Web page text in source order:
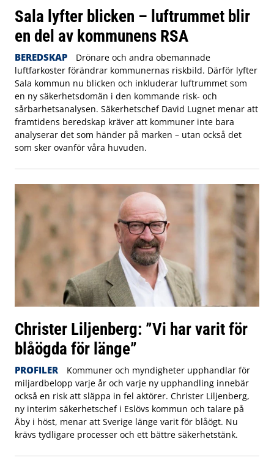
Sala lyfter blicken – luftrummet blir
en del av kommunens RSA
BEREDSKAP
Drönare och andra obemannade
luftfarkoster förändrar kommunernas riskbild. Därför lyfter
Sala kommun nu blicken och inkluderar luftrummet som
en ny säkerhetsdomän i den kommande risk- och
sårbarhetsanalysen. Säkerhetschef David Lugnet menar att
framtidens beredskap kräver att kommuner inte bara
analyserar det som händer på marken – utan också det
som sker ovanför våra huvuden.
Christer Liljenberg: ”Vi har varit för
blåögda för länge”
PROFILER
Kommuner och myndigheter upphandlar för
miljardbelopp varje år och varje ny upphandling innebär
också en risk att släppa in fel aktörer. Christer Liljenberg,
ny interim säkerhetschef i Eslövs kommun och talare på
Åby i höst, menar att Sverige länge varit för blåögt. Nu
krävs tydligare processer och ett bättre säkerhetstänk.